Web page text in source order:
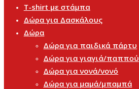
T-shirt με στάμπα
Δώρα για Δασκάλους
Δώρα
Δώρα για παιδικά πάρτυ
Δώρα για γιαγιά/παππού
Δώρα για νονά/νονό
Δώρα για μαμά/μπαμπά